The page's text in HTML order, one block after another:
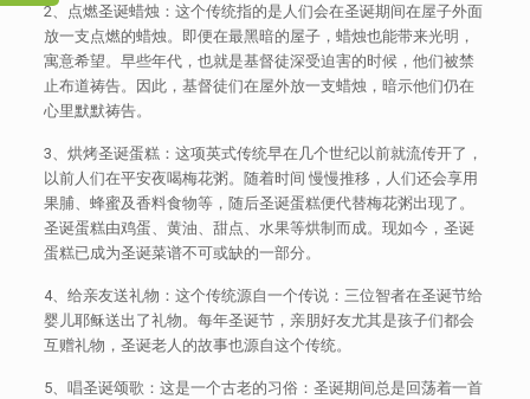
2、点燃圣诞蜡烛：这个传统指的是人们会在圣诞期间在屋子外面
放一支点燃的蜡烛。即便在最黑暗的屋子，蜡烛也能带来光明，
寓意希望。早些年代，也就是基督徒深受迫害的时候，他们被禁
止布道祷告。因此，基督徒们在屋外放一支蜡烛，暗示他们仍在
心里默默祷告。
3、烘烤圣诞蛋糕：这项英式传统早在几个世纪以前就流传开了，
以前人们在平安夜喝梅花粥。随着时间 慢慢推移，人们还会享用
果脯、蜂蜜及香料食物等，随后圣诞蛋糕便代替梅花粥出现了。
圣诞蛋糕由鸡蛋、黄油、甜点、水果等烘制而成。现如今，圣诞
蛋糕已成为圣诞菜谱不可或缺的一部分。
4、给亲友送礼物：这个传统源自一个传说：三位智者在圣诞节给
婴儿耶稣送出了礼物。每年圣诞节，亲朋好友尤其是孩子们都会
互赠礼物，圣诞老人的故事也源自这个传统。
5、唱圣诞颂歌：这是一个古老的习俗：圣诞期间总是回荡着一首